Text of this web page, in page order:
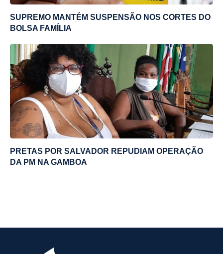
SUPREMO MANTÉM SUSPENSÃO NOS CORTES DO
BOLSA FAMÍLIA
PRETAS POR SALVADOR REPUDIAM OPERAÇÃO
DA PM NA GAMBOA